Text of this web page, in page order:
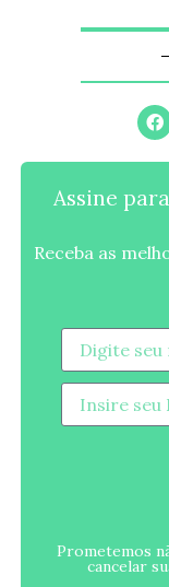
Assine
Receba as
Prometemos
cancelar